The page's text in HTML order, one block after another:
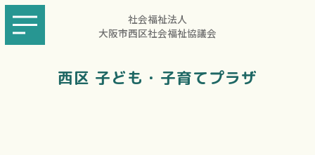
社会福祉法人
大阪市西区社会福祉協議会
西区 子ども・子育てプラザ